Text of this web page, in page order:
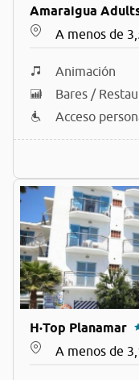
Amaraigua
A menos de
Animación
Bares /
Acceso
H·Top Planamar
A menos de